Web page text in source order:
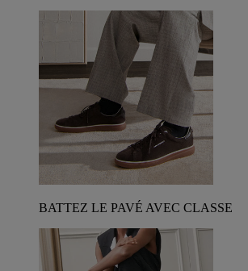
BATTEZ LE PAVÉ AVEC CLASSE